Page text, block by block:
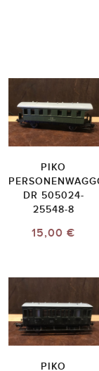
PIKO
DR 505024-
25548-8
15,00 €
PIKO